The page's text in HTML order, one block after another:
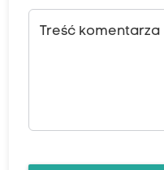
Treść komentarza